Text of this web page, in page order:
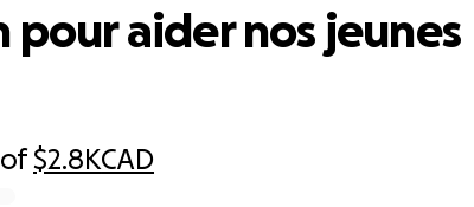
of$2.8KCAD
pour aider nos jeunes